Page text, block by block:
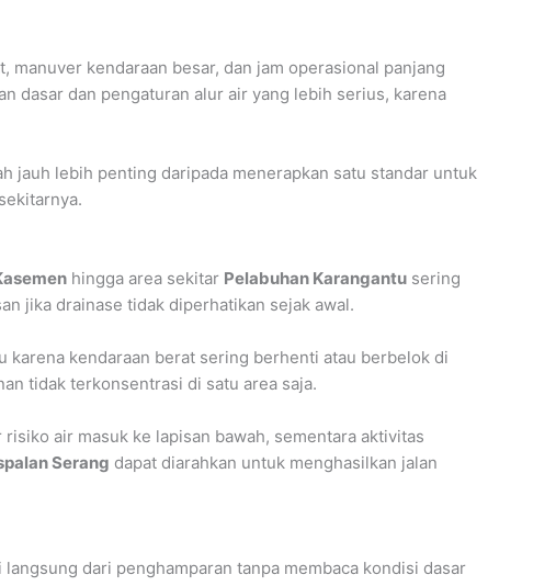
manuver kendaraan besar, dan jam operasional panjang
dasar dan pengaturan alur air yang lebih serius, karena
jauh lebih penting daripada menerapkan satu standar untuk
hingga area sekitar Pelabuhan Karangantu sering
jika drainase tidak diperhatikan sejak awal.
kendaraan berat sering berhenti atau berbelok di
tidak terkonsentrasi di satu area saja.
air masuk ke lapisan bawah, sementara aktivitas
Serang dapat diarahkan untuk menghasilkan jalan
dari penghamparan tanpa membaca kondisi dasar